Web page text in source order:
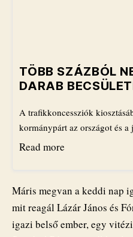
TÖBB SZÁZBÓL
DARAB
A trafikkoncessziók
kormánypárt az országot és
Read more
Máris megvan a keddi nap
mit reagál Lázár János és
igazi belső ember, egy